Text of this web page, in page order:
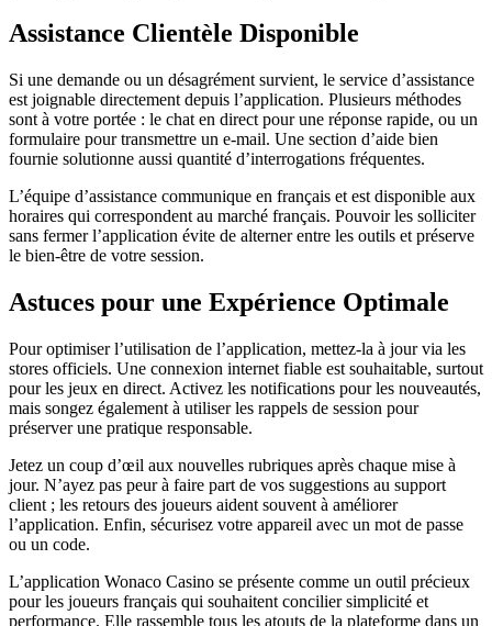
Assistance Clientèle Disponible
Si une demande ou un désagrément survient, le service d’assistance
est joignable directement depuis l’application. Plusieurs méthodes
sont à votre portée : le chat en direct pour une réponse rapide, ou un
formulaire pour transmettre un e-mail. Une section d’aide bien
fournie solutionne aussi quantité d’interrogations fréquentes.
L’équipe d’assistance communique en français et est disponible aux
horaires qui correspondent au marché français. Pouvoir les solliciter
sans fermer l’application évite de alterner entre les outils et préserve
le bien-être de votre session.
Astuces pour une Expérience Optimale
Pour optimiser l’utilisation de l’application, mettez-la à jour via les
stores officiels. Une connexion internet fiable est souhaitable, surtout
pour les jeux en direct. Activez les notifications pour les nouveautés,
mais songez également à utiliser les rappels de session pour
préserver une pratique responsable.
Jetez un coup d’œil aux nouvelles rubriques après chaque mise à
jour. N’ayez pas peur à faire part de vos suggestions au support
client ; les retours des joueurs aident souvent à améliorer
l’application. Enfin, sécurisez votre appareil avec un mot de passe
ou un code.
L’application Wonaco Casino se présente comme un outil précieux
pour les joueurs français qui souhaitent concilier simplicité et
performance. Elle rassemble tous les atouts de la plateforme dans un